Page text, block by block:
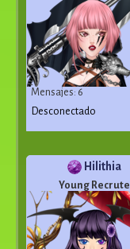
Mensajes: 6
Desconectado
Hilithia
Young Recrute